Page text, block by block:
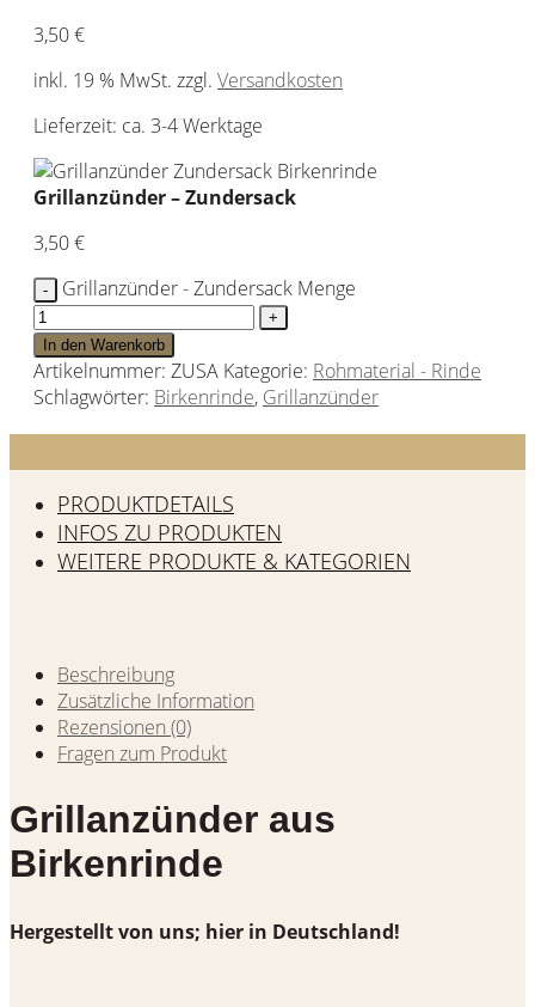
3,50€
inkl. 19 % MwSt. zzgl. Versandkosten
Lieferzeit: ca. 3-4 Werktage
Grillanzünder – Zundersack
3,50€
Grillanzünder - Zundersack Menge
In den Warenkorb
Artikelnummer: ZUSA Kategorie: Rohmaterial - Rinde
Schlagwörter: Birkenrinde, Grillanzünder
PRODUKTDETAILS
INFOS ZU PRODUKTEN
WEITERE PRODUKTE & KATEGORIEN
Beschreibung
Zusätzliche Information
Rezensionen (0)
Fragen zum Produkt
Grillanzünder aus
Birkenrinde
Hergestellt von uns; hier in Deutschland!